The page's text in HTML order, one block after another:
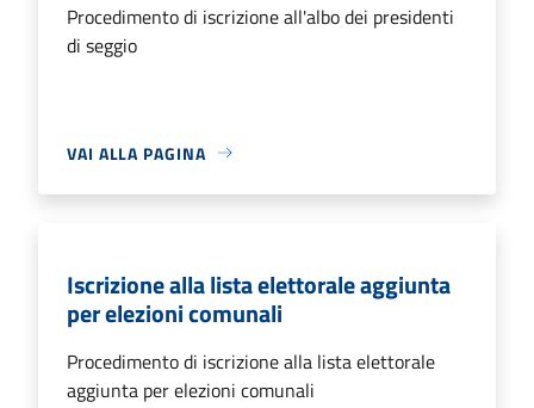
Procedimento di iscrizione all'albo dei presidenti
di seggio
VAI ALLA PAGINA
Iscrizione alla lista elettorale aggiunta
per elezioni comunali
Procedimento di iscrizione alla lista elettorale
aggiunta per elezioni comunali